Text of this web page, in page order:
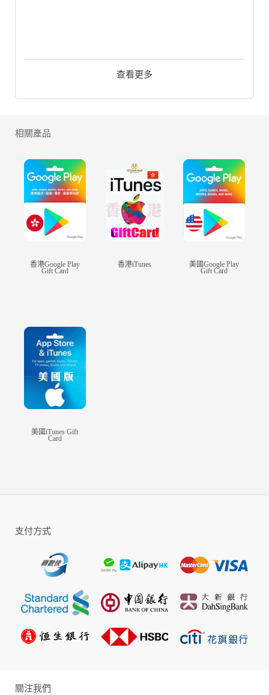
光與暗之交戰
關於人和非人之物的世界
王國的公主 伊麗莎白
察覺聖騎士的異樣
於是獨自旅行尋找
能阻止他們的人。
與全部聖騎士為敵的罪人<七大罪>
查看更多
相關產品
香港Google Play
Gift Card
香港iTunes 美國Google Play
Gift Card
美國iTunes Gift
Card
支付方式
關注我們